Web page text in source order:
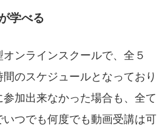
学べる
オンラインスクールで、全５
のスケジュールとなっており
参加出来なかった場合も、全て
つでも何度でも動画受講は可